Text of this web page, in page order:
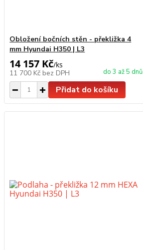
Obložení bočních stěn - překližka 4
mm Hyundai H350 | L3
14 157 Kč/ks
11 700 Kč bez DPH do 3 až 5 dnů
Přidat do košíku